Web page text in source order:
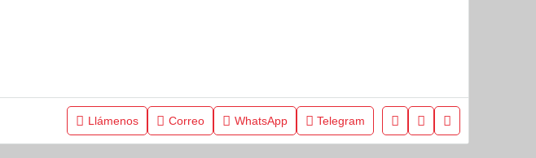
Llámenos Correo WhatsApp Telegram